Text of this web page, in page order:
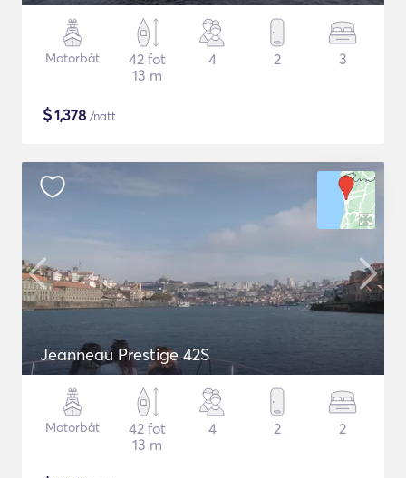
Motorbåt
42 fot
13 m
4 2 3
$1,378 /natt
Jeanneau Prestige 42S
Motorbåt
42 fot
13 m
4 2 2